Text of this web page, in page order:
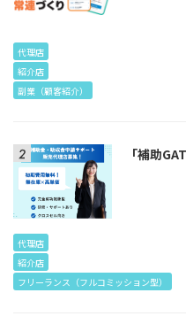
代理店
紹介店
副業（顧客紹介）
「補助
代理店
紹介店
フリーランス（フルコミッション型）